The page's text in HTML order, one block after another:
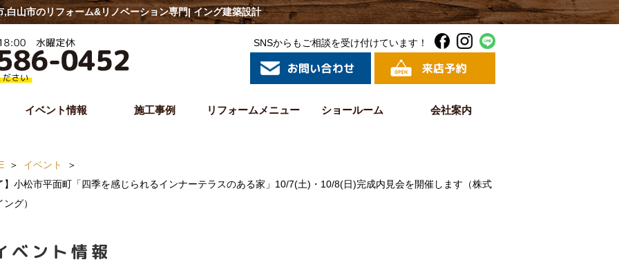
白山市のリフォーム&リノベーション専門| イング建築設計
SNSからもご相談を受け付けています！
イベント情報 施工事例 リフォームメニュー ショールーム 会社案内
イベント
】小松市平面町「四季を感じられるインナーテラスのある家」10/7(土)・10/8(日)完成内見会を開催します（株式
グ）
ベント情報